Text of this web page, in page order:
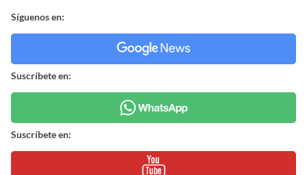
Síguenos en:
Suscríbete en:
Suscríbete en: